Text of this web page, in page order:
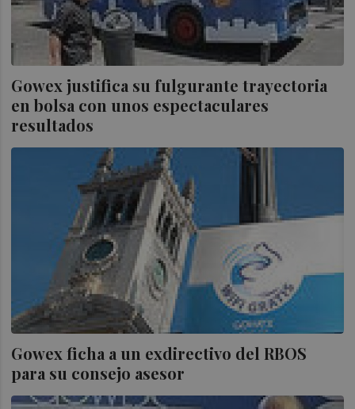
Gowex justifica su fulgurante trayectoria
en bolsa con unos espectaculares
resultados
Gowex ficha a un exdirectivo del RBOS
para su consejo asesor